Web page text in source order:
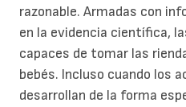
razonable. Armadas con
en la evidencia científica,
capaces de tomar las
bebés. Incluso cuando los
desarrollan de la forma